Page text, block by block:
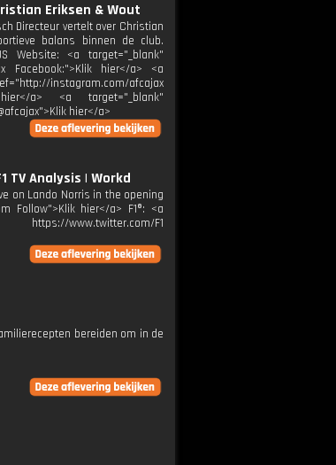
Eriksen & Wout
Directeur vertelt over Christian
balans binnen de club.
Website: <a target="_blank"
Facebook:">Klik hier</a> <a
instagram.com/afcajax
a> <a target="_blank"
hier</a>
TV Analysis | Workd
on Lando Norris in the opening
Follow">Klik hier</a> F1®: <a
https://www.twitter.com/F1
bereiden om in de